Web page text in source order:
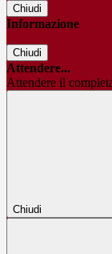
Chiudi
Informazione
Chiudi
Attendere...
Attendere il
Chiudi